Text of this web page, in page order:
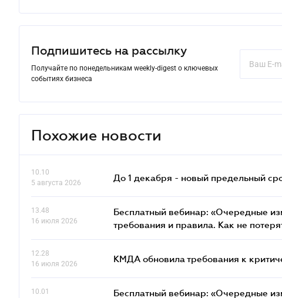
Подпишитесь на рассылку
Получайте по понедельникам weekly-digest о ключевых
событиях бизнеса
Похожие новости
10.10
5 августа 2026
До 1 декабря - новый предельный
13.48
16 июля 2026
Бесплатный вебинар: «Очередные
требования и правила. Как не
12.28
16 июля 2026
КМДА обновила требования к
10.01
Бесплатный вебинар: «Очередные